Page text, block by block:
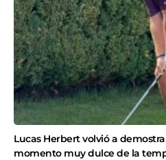
Lucas Herbert volvió a
momento muy dulce de la